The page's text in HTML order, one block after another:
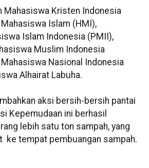
Mahasiswa Kristen Indonesia
Islam (HMI),
Islam Indonesia (PMII),
Muslim Indonesia
Nasional Indonesia
Alhairat Labuha.
aksi bersih-bersih pantai
Kepemudaan ini berhasil
lebih satu ton sampah, yang
ke tempat pembuangan sampah.